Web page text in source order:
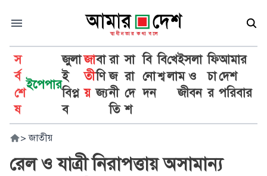
স
র্ব
শে
ষ
ইপেপার
জুলা
ই
বিপ্ল
ব
জা
তী
য়
বা
ণি
জ্য
রা
জ
নী
তি
সা
রা
দে
শ
বি
নো
দন
বি
শ্ব
খে
লা
ইসলা
ম ও
জীবন
ফি
চা
র
আমার
দেশ
পরিবার
> জাতীয়
রেল ও যাত্রী নিরাপত্তায় অসামান্য